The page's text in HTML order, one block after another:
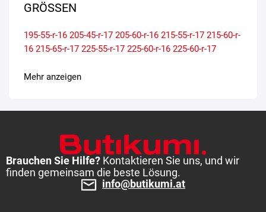
GRÖSSEN
195-55-r-16 205-45-r-17 205-60-r-16 215-55-r-17 215-60-r-
16 215-65-r-17 225-55-r-17 225-60-r-16 225-60-r-17
Mehr anzeigen
Brauchen Sie Hilfe? Kontaktieren Sie uns, und wir
finden gemeinsam die beste Lösung.
info@butikumi.at